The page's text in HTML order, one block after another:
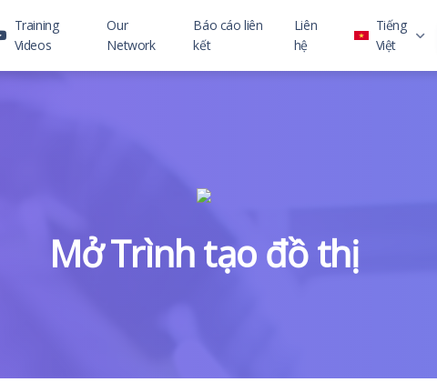
Training
Videos
Our
Network
Báo cáo liên
kết
Liên
hệ
Tiếng
Việt
Mở Trình tạo đồ thị